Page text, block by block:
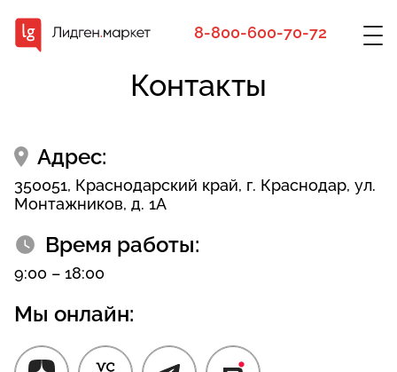
8-800-600-70-72
Контакты
Адрес:
350051, Краснодарский край, г. Краснодар, ул.
Монтажников, д. 1А
Время работы:
9:00 – 18:00
Мы онлайн: